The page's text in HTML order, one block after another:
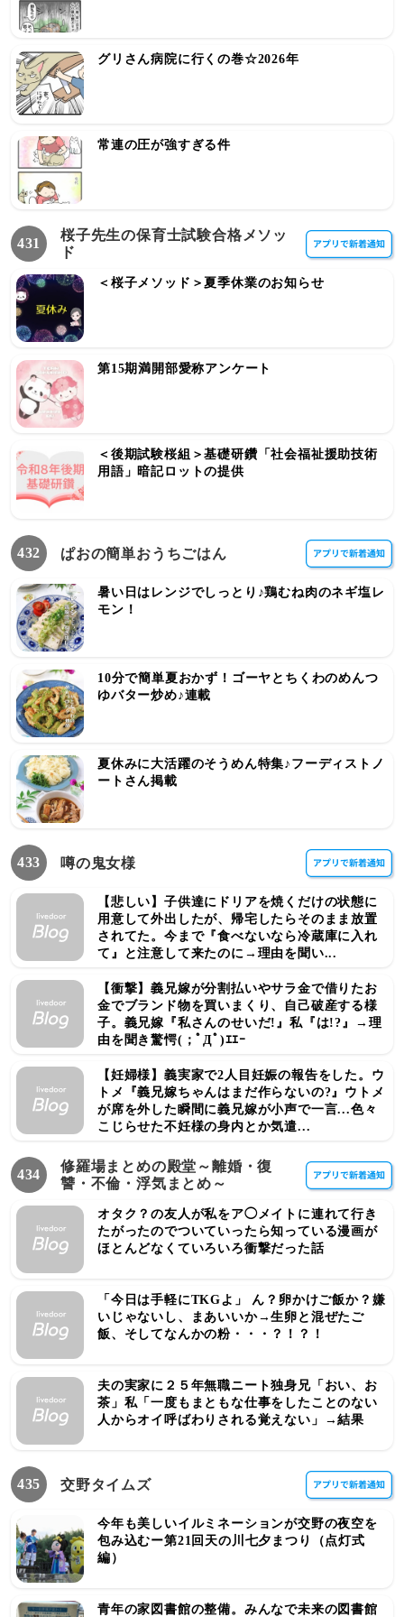
グリさん病院に行くの巻☆2026年
常連の圧が強すぎる件
431
桜子先生の保育士試験合格メソッ
ド
＜桜子メソッド＞夏季休業のお知らせ
第15期満開部愛称アンケート
＜後期試験桜組＞基礎研鑽「社会福祉援助技術
用語」暗記ロットの提供
432 ぱおの簡単おうちごはん
暑い日はレンジでしっとり♪鶏むね肉のネギ塩レ
モン！
10分で簡単夏おかず！ゴーヤとちくわのめんつ
ゆバター炒め♪連載
夏休みに大活躍のそうめん特集♪フーディストノ
ートさん掲載
433 噂の鬼女様
【悲しい】子供達にドリアを焼くだけの状態に
用意して外出したが、帰宅したらそのまま放置
されてた。今まで『食べないなら冷蔵庫に入れ
て』と注意して来たのに→理由を聞い...
【衝撃】義兄嫁が分割払いやサラ金で借りたお
金でブランド物を買いまくり、自己破産する様
子。義兄嫁『私さんのせいだ!』私『は!?』→理
由を聞き驚愕(；ﾟДﾟ)ｴｴｰ
【妊婦様】義実家で2人目妊娠の報告をした。ウ
トメ『義兄嫁ちゃんはまだ作らないの?』ウトメ
が席を外した瞬間に義兄嫁が小声で一言...色々
こじらせた不妊様の身内とか気遣...
434
修羅場まとめの殿堂～離婚・復
讐・不倫・浮気まとめ～
オタク？の友人が私をア◯メイトに連れて行き
たがったのでついていったら知っている漫画が
ほとんどなくていろいろ衝撃だった話
「今日は手軽にTKGよ」 ん？卵かけご飯か？嫌
いじゃないし、まあいいか→生卵と混ぜたご
飯、そしてなんかの粉・・・？！？！
夫の実家に２５年無職ニート独身兄「おい、お
茶」私「一度もまともな仕事をしたことのない
人からオイ呼ばわりされる覚えない」→結果
435 交野タイムズ
今年も美しいイルミネーションが交野の夜空を
包み込むー第21回天の川七夕まつり（点灯式
編）
青年の家図書館の整備。みんなで未来の図書館